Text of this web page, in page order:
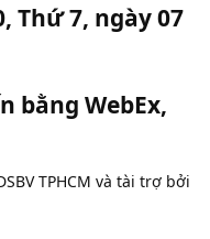
Thứ 7, ngày 07
bằng WebEx,
TPHCM và tài trợ bởi